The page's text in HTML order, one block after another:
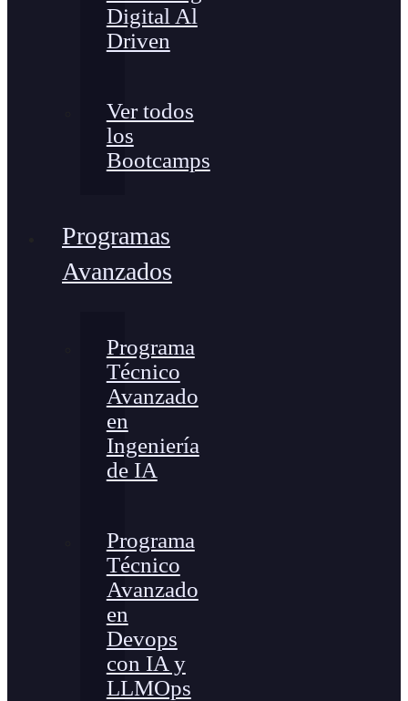
Digital Al
Driven
Ver todos
los
Bootcamps
Programas
Avanzados
Programa
Técnico
Avanzado
en
Ingeniería
de IA
Programa
Técnico
Avanzado
en
Devops
con IA y
LLMOps